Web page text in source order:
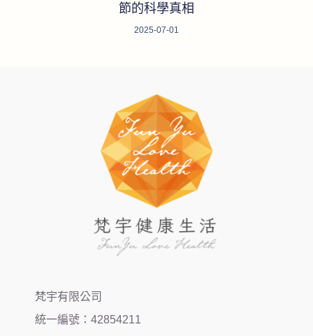
節的科學真相
2025-07-01
梵宇有限公司
統一編號：42854211